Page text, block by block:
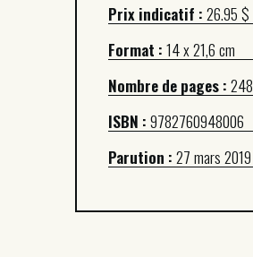
Prix indicatif :26.95 $
Format :14 x 21,6 cm
Nombre de pages :248
ISBN :9782760948006
Parution :27 mars 2019